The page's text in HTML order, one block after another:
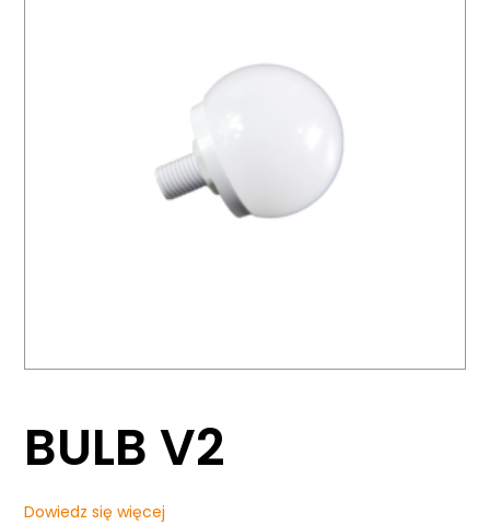
BULB V2
Dowiedz się więcej